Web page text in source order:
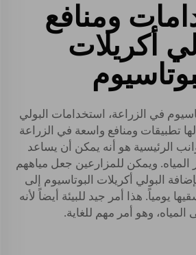
ومنافع
أكريلات
في الزراعة، استخدامات البولي
لها تطبيقات ومنافع واسعة في الزراعة
الرئيسية هو أنه يمكن أن يساعد
المياه. ويمكن للمزارعين جعل مياههم
البولي أكريلات البوتاسيوم إلى
يومياً. هذا أمر جيد للبيئة أيضاً لأنه
وهو أمر مهم للغاية.